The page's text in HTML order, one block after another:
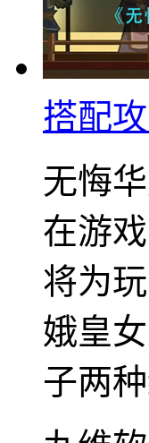
搭配
无悔
在游
将为
娥皇
子两